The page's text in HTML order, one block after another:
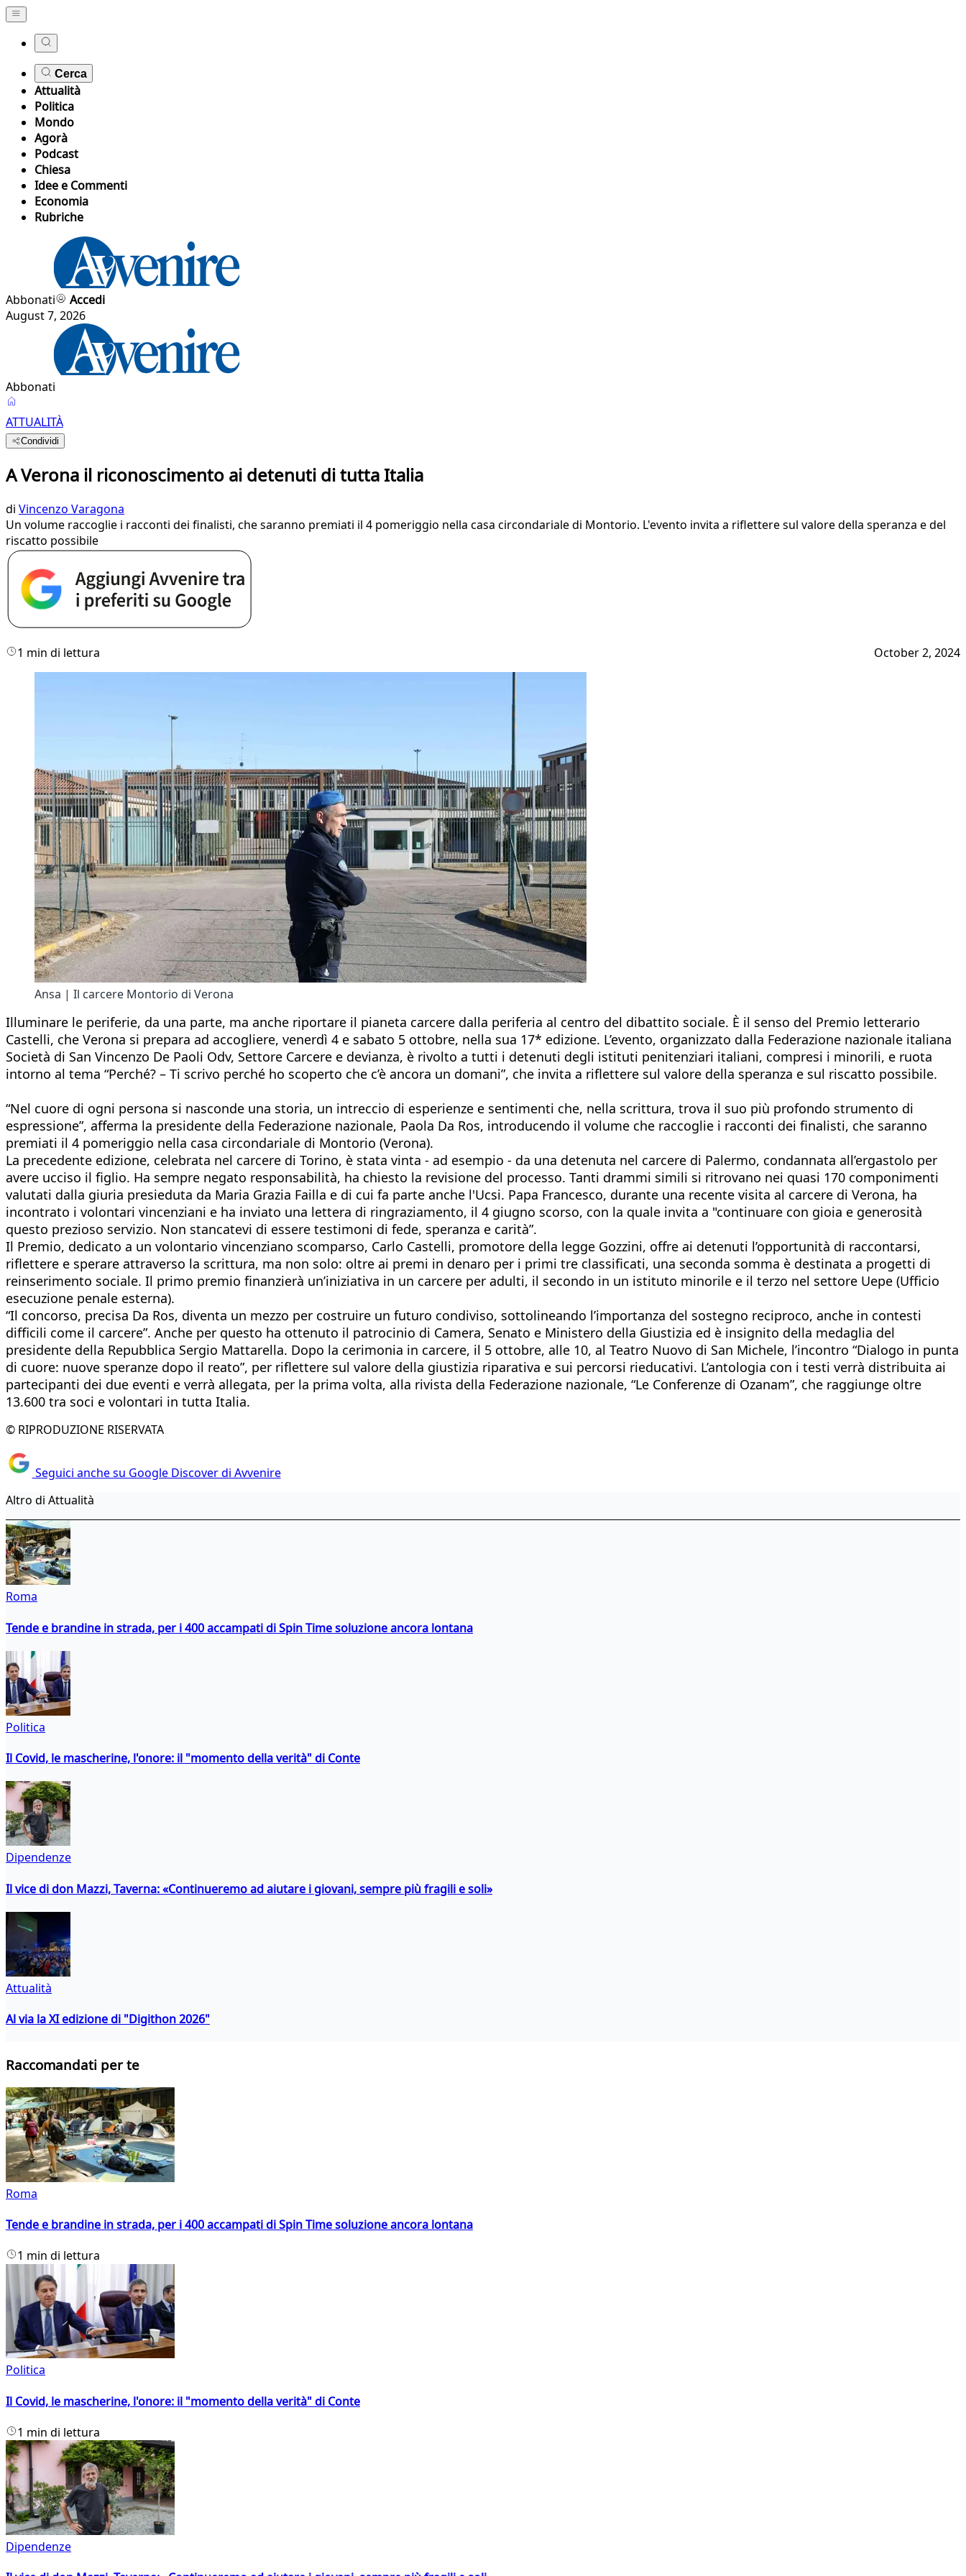
Cerca
Attualità
Politica
Mondo
Agorà
Podcast
Chiesa
Idee e Commenti
Economia
Rubriche
Abbonati
Accedi
August 7, 2026
Abbonati
ATTUALITÀ
Condividi
A Verona il riconoscimento ai detenuti di tutta Italia
di Vincenzo Varagona
Un volume raccoglie i racconti dei finalisti, che saranno premiati il 4 pomeriggio nella casa circondariale di Montorio. L'evento invita a riflettere sul valore della speranza e del
riscatto possibile
1 min di lettura October 2, 2024
Ansa | Il carcere Montorio di Verona
Illuminare le periferie, da una parte, ma anche riportare il pianeta carcere dalla periferia al centro del dibattito sociale. È il senso del Premio letterario
Castelli, che Verona si prepara ad accogliere, venerdì 4 e sabato 5 ottobre, nella sua 17* edizione. L’evento, organizzato dalla Federazione nazionale italiana
Società di San Vincenzo De Paoli Odv, Settore Carcere e devianza, è rivolto a tutti i detenuti degli istituti penitenziari italiani, compresi i minorili, e ruota
intorno al tema “Perché? – Ti scrivo perché ho scoperto che c’è ancora un domani”, che invita a riflettere sul valore della speranza e sul riscatto possibile.
“Nel cuore di ogni persona si nasconde una storia, un intreccio di esperienze e sentimenti che, nella scrittura, trova il suo più profondo strumento di
espressione”, afferma la presidente della Federazione nazionale, Paola Da Ros, introducendo il volume che raccoglie i racconti dei finalisti, che saranno
premiati il 4 pomeriggio nella casa circondariale di Montorio (Verona).
La precedente edizione, celebrata nel carcere di Torino, è stata vinta - ad esempio - da una detenuta nel carcere di Palermo, condannata all’ergastolo per
avere ucciso il figlio. Ha sempre negato responsabilità, ha chiesto la revisione del processo. Tanti drammi simili si ritrovano nei quasi 170 componimenti
valutati dalla giuria presieduta da Maria Grazia Failla e di cui fa parte anche l'Ucsi. Papa Francesco, durante una recente visita al carcere di Verona, ha
incontrato i volontari vincenziani e ha inviato una lettera di ringraziamento, il 4 giugno scorso, con la quale invita a "continuare con gioia e generosità
questo prezioso servizio. Non stancatevi di essere testimoni di fede, speranza e carità”.
Il Premio, dedicato a un volontario vincenziano scomparso, Carlo Castelli, promotore della legge Gozzini, offre ai detenuti l’opportunità di raccontarsi,
riflettere e sperare attraverso la scrittura, ma non solo: oltre ai premi in denaro per i primi tre classificati, una seconda somma è destinata a progetti di
reinserimento sociale. Il primo premio finanzierà un’iniziativa in un carcere per adulti, il secondo in un istituto minorile e il terzo nel settore Uepe (Ufficio
esecuzione penale esterna).
“Il concorso, precisa Da Ros, diventa un mezzo per costruire un futuro condiviso, sottolineando l’importanza del sostegno reciproco, anche in contesti
difficili come il carcere”. Anche per questo ha ottenuto il patrocinio di Camera, Senato e Ministero della Giustizia ed è insignito della medaglia del
presidente della Repubblica Sergio Mattarella. Dopo la cerimonia in carcere, il 5 ottobre, alle 10, al Teatro Nuovo di San Michele, l’incontro “Dialogo in punta
di cuore: nuove speranze dopo il reato”, per riflettere sul valore della giustizia riparativa e sui percorsi rieducativi. L’antologia con i testi verrà distribuita ai
partecipanti dei due eventi e verrà allegata, per la prima volta, alla rivista della Federazione nazionale, “Le Conferenze di Ozanam”, che raggiunge oltre
13.600 tra soci e volontari in tutta Italia.
© RIPRODUZIONE RISERVATA
Seguici anche su Google Discover di Avvenire
Altro di Attualità
Roma
Tende e brandine in strada, per i 400 accampati di Spin Time soluzione ancora lontana
Politica
Il Covid, le mascherine, l'onore: il "momento della verità" di Conte
Dipendenze
Il vice di don Mazzi, Taverna: «Continueremo ad aiutare i giovani, sempre più fragili e soli»
Attualità
Al via la XI edizione di "Digithon 2026"
Raccomandati per te
Roma
Tende e brandine in strada, per i 400 accampati di Spin Time soluzione ancora lontana
1 min di lettura
Politica
Il Covid, le mascherine, l'onore: il "momento della verità" di Conte
1 min di lettura
Dipendenze